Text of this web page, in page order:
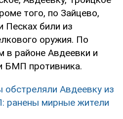
того, по Зайцево,
Песках били из
оружия. По
в районе Авдеевки и
БМП противника.
обстреляли Авдеевку из
ранены мирные жители